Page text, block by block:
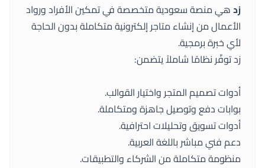
زدهي منصة سعودية متخصصة في تمكين الأفراد ورواد
الأعمال من إنشاء متاجر إلكترونية متكاملة بدون الحاجة
لأي خبرة برمجية.
زد توفّر نظامًا شاملاً يتضمن:
أدوات تصميم المتجر واختيار القوالب.
بوابات دفع وتوصيل جاهزة ومتكاملة.
أدوات تسويق وتحليلات احترافية.
دعم فني مباشر باللغة العربية.
منظومة متكاملة من الشركاء والتطبيقات.